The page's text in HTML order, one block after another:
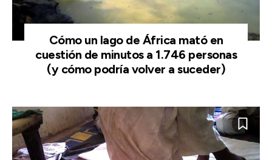
Cómo un lago de África mató en
cuestión de minutos a 1.746 personas
(y cómo podría volver a suceder)